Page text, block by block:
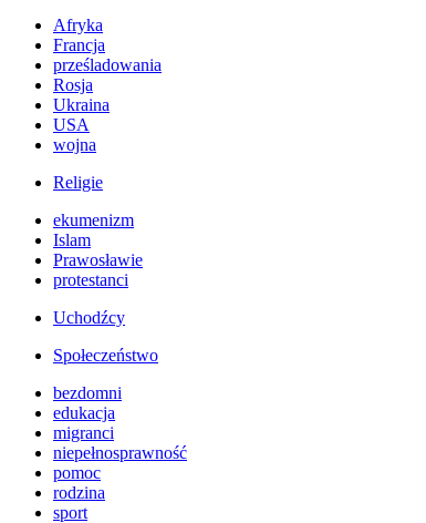
Afryka
Francja
prześladowania
Rosja
Ukraina
USA
wojna
Religie
ekumenizm
Islam
Prawosławie
protestanci
Uchodźcy
Społeczeństwo
bezdomni
edukacja
migranci
niepełnosprawność
pomoc
rodzina
sport